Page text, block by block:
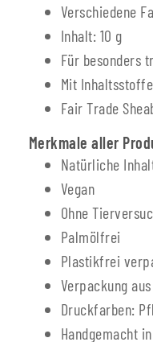
Verschiedene
Inhalt: 10 g
Für besonders
Mit
Fair Trade
Merkmale aller
Natürliche
Vegan
Ohne
Palmölfrei
Plastikfrei
Verpackung
Druckfarben:
Handgemacht